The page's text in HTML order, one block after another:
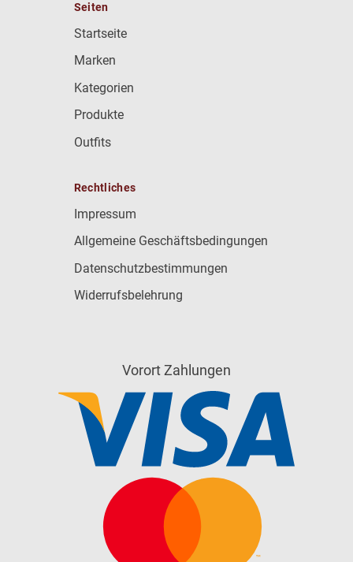
Seiten
Startseite
Marken
Kategorien
Produkte
Outfits
Rechtliches
Impressum
Allgemeine Geschäftsbedingungen
Datenschutzbestimmungen
Widerrufsbelehrung
Vorort Zahlungen